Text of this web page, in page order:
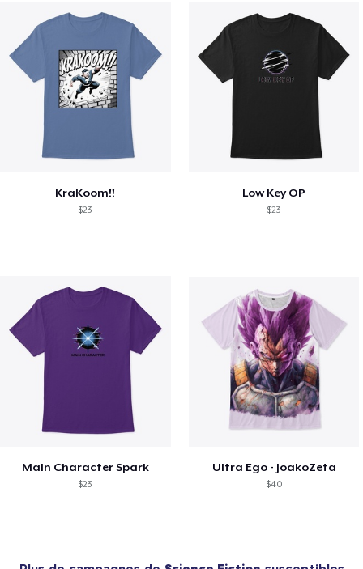
KraKoom!!
$23
Low Key OP
$23
Main Character Spark
$23
Ultra Ego - JoakoZeta
$40